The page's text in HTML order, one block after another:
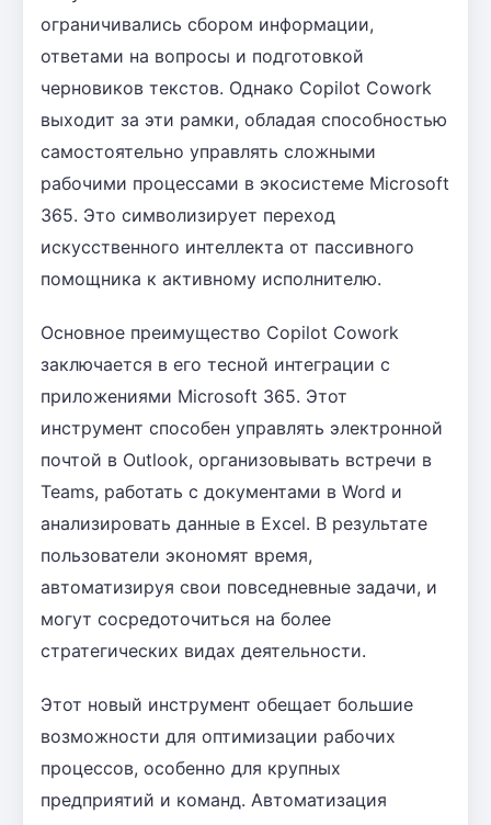
ограничивались сбором информации,
ответами на вопросы и подготовкой
черновиков текстов. Однако Copilot Cowork
выходит за эти рамки, обладая способностью
самостоятельно управлять сложными
рабочими процессами в экосистеме Microsoft
365. Это символизирует переход
искусственного интеллекта от пассивного
помощника к активному исполнителю.
Основное преимущество Copilot Cowork
заключается в его тесной интеграции с
приложениями Microsoft 365. Этот
инструмент способен управлять электронной
почтой в Outlook, организовывать встречи в
Teams, работать с документами в Word и
анализировать данные в Excel. В результате
пользователи экономят время,
автоматизируя свои повседневные задачи, и
могут сосредоточиться на более
стратегических видах деятельности.
Этот новый инструмент обещает большие
возможности для оптимизации рабочих
процессов, особенно для крупных
предприятий и команд. Автоматизация